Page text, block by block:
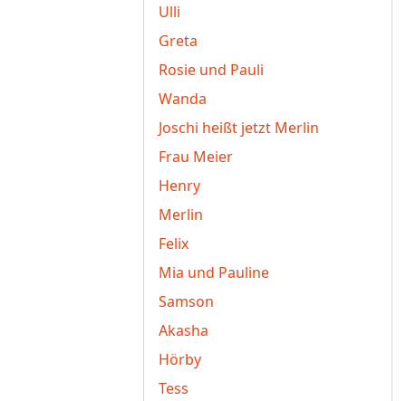
Ulli
Greta
Rosie und Pauli
Wanda
Joschi heißt jetzt Merlin
Frau Meier
Henry
Merlin
Felix
Mia und Pauline
Samson
Akasha
Hörby
Tess